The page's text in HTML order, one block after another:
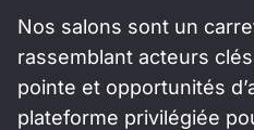
Nos salons sont un
rassemblant acteurs
pointe et opportunités
plateforme privilégiée